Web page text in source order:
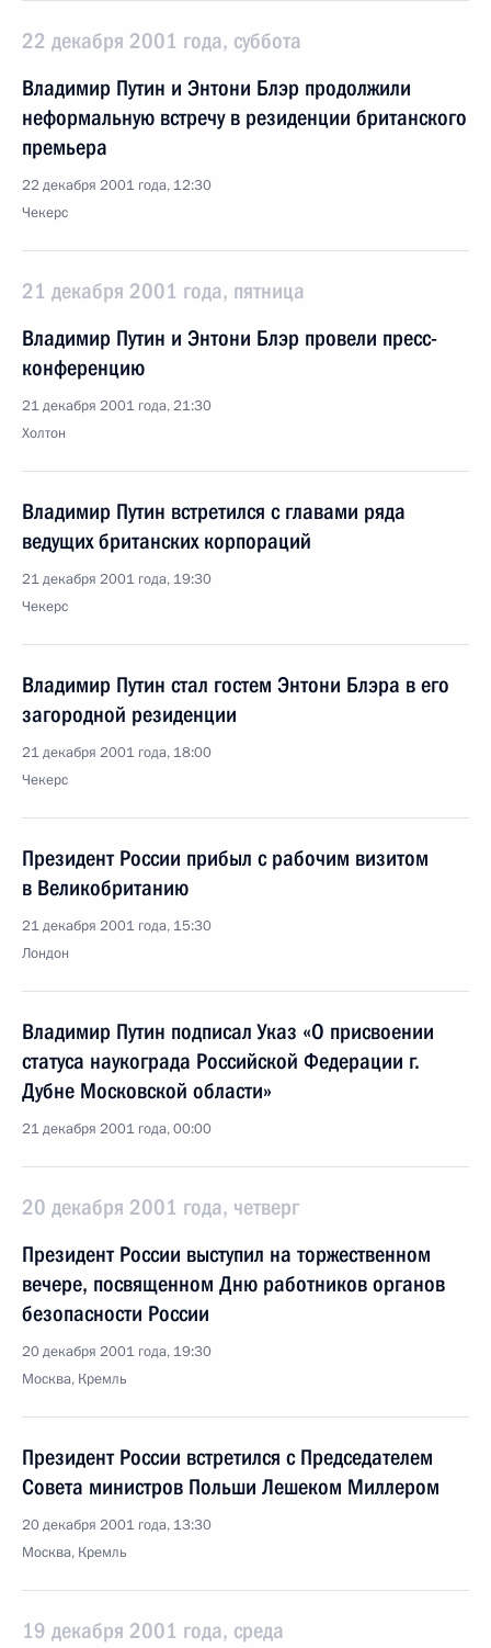
22 декабря 2001 года, суббота
Владимир Путин и Энтони Блэр продолжили
неформальную встречу в резиденции британского
премьера
22 декабря 2001 года, 12:30
Чекерс
21 декабря 2001 года, пятница
Владимир Путин и Энтони Блэр провели пресс-
конференцию
21 декабря 2001 года, 21:30
Холтон
Владимир Путин встретился с главами ряда
ведущих британских корпораций
21 декабря 2001 года, 19:30
Чекерс
Владимир Путин стал гостем Энтони Блэра в его
загородной резиденции
21 декабря 2001 года, 18:00
Чекерс
Президент России прибыл с рабочим визитом
в Великобританию
21 декабря 2001 года, 15:30
Лондон
Владимир Путин подписал Указ «О присвоении
статуса наукограда Российской Федерации г.
Дубне Московской области»
21 декабря 2001 года, 00:00
20 декабря 2001 года, четверг
Президент России выступил на торжественном
вечере, посвященном Дню работников органов
безопасности России
20 декабря 2001 года, 19:30
Москва, Кремль
Президент России встретился с Председателем
Совета министров Польши Лешеком Миллером
20 декабря 2001 года, 13:30
Москва, Кремль
19 декабря 2001 года, среда